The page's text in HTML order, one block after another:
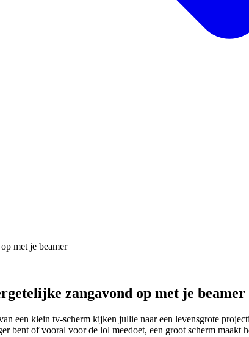
met je beamer
zangavond op met je beamer
een klein tv-scherm kijken jullie naar een levensgrote
bent of vooral voor de lol meedoet, een groot scherm